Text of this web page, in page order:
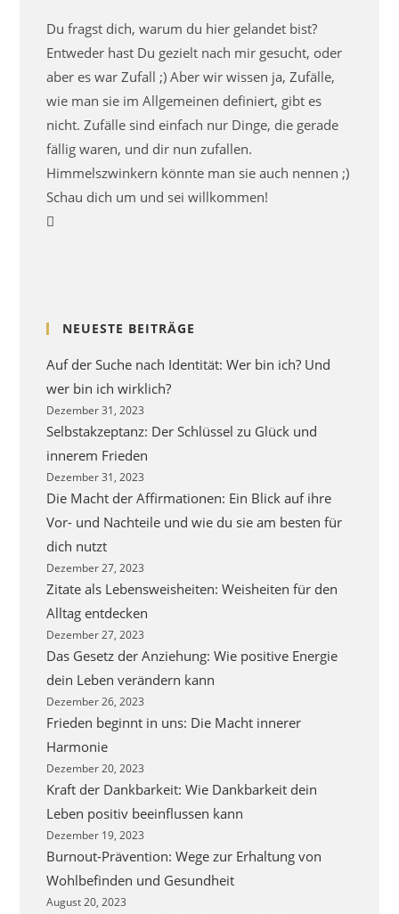
Du fragst dich, warum du hier gelandet bist?
Entweder hast Du gezielt nach mir gesucht, oder
aber es war Zufall ;) Aber wir wissen ja, Zufälle,
wie man sie im Allgemeinen definiert, gibt es
nicht. Zufälle sind einfach nur Dinge, die gerade
fällig waren, und dir nun zufallen.
Himmelszwinkern könnte man sie auch nennen ;)
Schau dich um und sei willkommen!
NEUESTE BEITRÄGE
Auf der Suche nach Identität: Wer bin ich? Und
wer bin ich wirklich?
Dezember 31, 2023
Selbstakzeptanz: Der Schlüssel zu Glück und
innerem Frieden
Dezember 31, 2023
Die Macht der Affirmationen: Ein Blick auf ihre
Vor- und Nachteile und wie du sie am besten für
dich nutzt
Dezember 27, 2023
Zitate als Lebensweisheiten: Weisheiten für den
Alltag entdecken
Dezember 27, 2023
Das Gesetz der Anziehung: Wie positive Energie
dein Leben verändern kann
Dezember 26, 2023
Frieden beginnt in uns: Die Macht innerer
Harmonie
Dezember 20, 2023
Kraft der Dankbarkeit: Wie Dankbarkeit dein
Leben positiv beeinflussen kann
Dezember 19, 2023
Burnout-Prävention: Wege zur Erhaltung von
Wohlbefinden und Gesundheit
August 20, 2023